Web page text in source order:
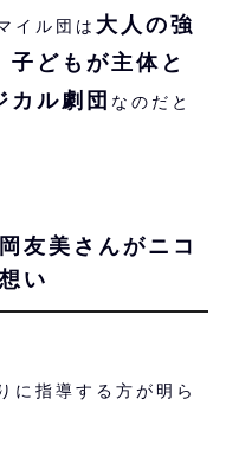
イル団は 大人の強
どもが主体と
カル劇団 なのだと
友美さんがニコ
い
に指導する方が明ら